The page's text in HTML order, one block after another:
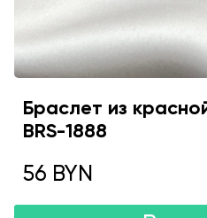
Браслет из
BRS-1888
56 BYN